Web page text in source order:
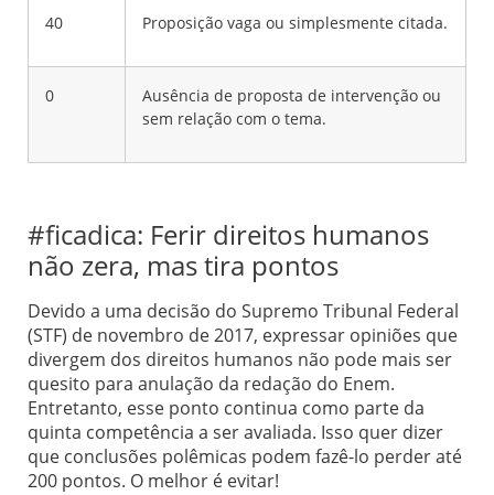
40 Proposição vaga ou simplesmente citada.
0
Ausência de proposta de intervenção ou
sem relação com o tema.
#ficadica: Ferir direitos humanos
não zera, mas tira pontos
Devido a uma decisão do Supremo Tribunal Federal
(STF) de novembro de 2017, expressar opiniões que
divergem dos direitos humanos não pode mais ser
quesito para anulação da redação do Enem.
Entretanto, esse ponto continua como parte da
quinta competência a ser avaliada. Isso quer dizer
que conclusões polêmicas podem fazê-lo perder até
200 pontos. O melhor é evitar!